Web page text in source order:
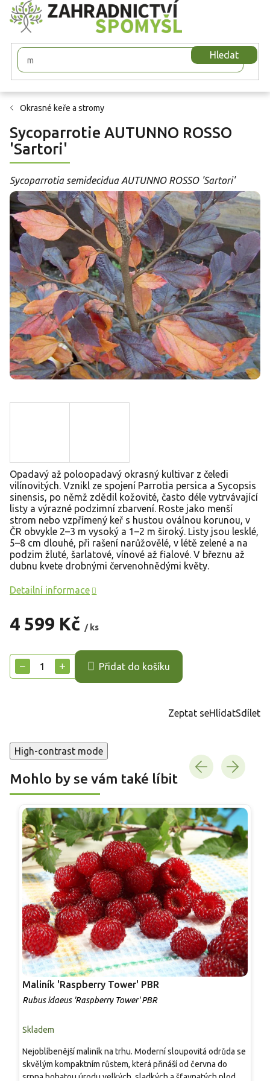
Přejít
na
obsah
Hledat
Okrasné keře a stromy
Sycoparrotie AUTUNNO ROSSO
'Sartori'
Sycoparrotia semidecidua AUTUNNO ROSSO 'Sartori'
4 599 Kč / ks
cena:
+
− Přidat do košíku
Opadavý až poloopadavý okrasný kultivar z čeledi
vilínovitých. Vznikl ze spojení Parrotia persica a Sycopsis
sinensis, po němž zdědil kožovité, často déle vytrvávající
listy a výrazné podzimní zbarvení. Roste jako menší
strom nebo vzpřímený keř s hustou oválnou korunou, v
ČR obvykle 2–3 m vysoký a 1–2 m široký. Listy jsou lesklé,
5–8 cm dlouhé, při rašení narůžovělé, v létě zelené a na
podzim žluté, šarlatové, vínové až fialové. V březnu až
dubnu kvete drobnými červenohnědými květy.
Detailní informace
Zeptat seHlídatSdílet
High-contrast mode
Mohlo by se vám také líbit
Maliník 'Raspberry Tower' PBR
Rubus idaeus 'Raspberry Tower' PBR
Skladem
Nejoblíbenější maliník na trhu. Moderní sloupovitá odrůda se
skvělým kompaktním růstem, která přináší od června do
srpna bohatou úrodu velkých, sladkých a šťavnatých plodů.